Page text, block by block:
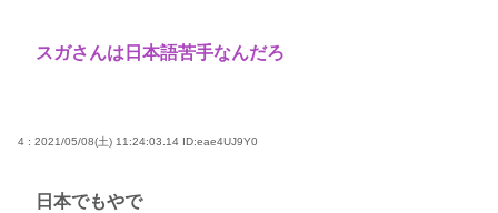
スガさんは日本語苦手なんだろ
4 : 2021/05/08(土) 11:24:03.14 ID:eae4UJ9Y0
日本でもやで